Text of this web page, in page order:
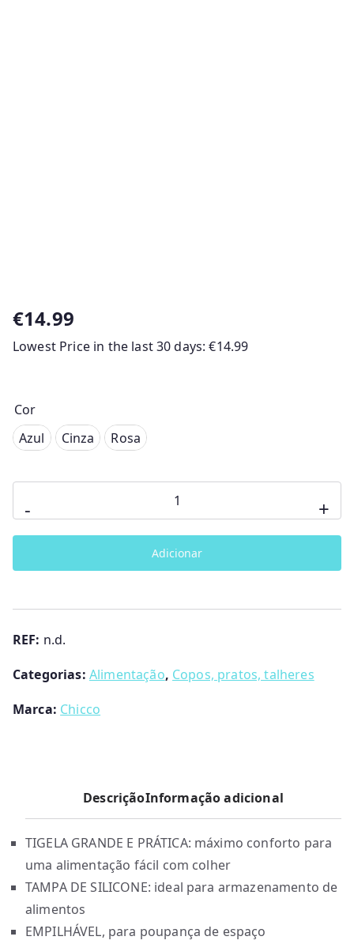
€14.99
Lowest Price in the last 30 days:€14.99
Cor
Azul
Azul Cinza Rosa
-
de
Tigela
+
Adicionar
REF: n.d.
Categorias: Alimentação, Copos, pratos, talheres
Marca: Chicco
DescriçãoInformação adicional
TIGELA GRANDE E PRÁTICA: máximo conforto para
uma alimentação fácil com colher
TAMPA DE SILICONE: ideal para armazenamento de
alimentos
EMPILHÁVEL, para poupança de espaço